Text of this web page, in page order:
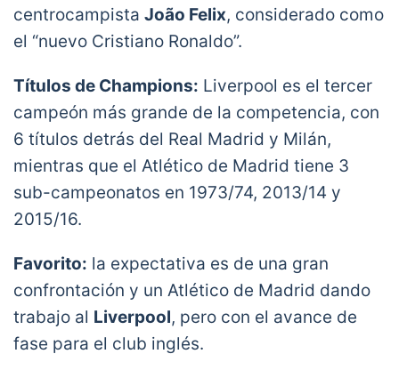
centrocampista João Felix, considerado como
el “nuevo Cristiano Ronaldo”.
Títulos de Champions: Liverpool es el tercer
campeón más grande de la competencia, con
6 títulos detrás del Real Madrid y Milán,
mientras que el Atlético de Madrid tiene 3
sub-campeonatos en 1973/74, 2013/14 y
2015/16.
Favorito: la expectativa es de una gran
confrontación y un Atlético de Madrid dando
trabajo al Liverpool, pero con el avance de
fase para el club inglés.